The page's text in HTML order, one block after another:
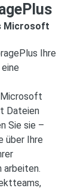
Microsoft
Ihre
Microsoft
Dateien
Sie sie –
über Ihre
arbeiten.